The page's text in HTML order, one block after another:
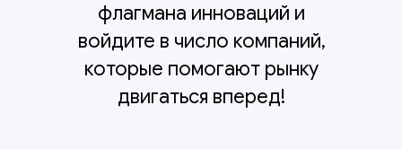
флагмана инноваций и
войдите в число компаний,
которые помогают рынку
двигаться вперед!